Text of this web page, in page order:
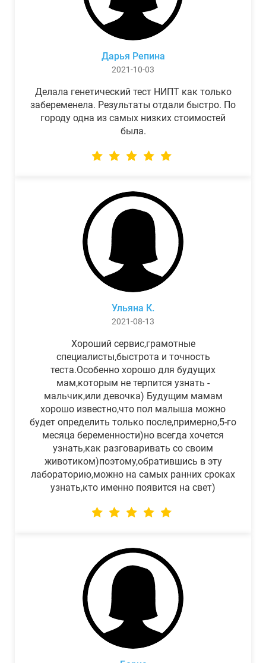
Дарья Репина
2021-10-03
Делала генетический тест НИПТ как только
забеременела. Результаты отдали быстро. По
городу одна из самых низких стоимостей
была.
Ульяна К.
2021-08-13
Хороший сервис,грамотные
специалисты,быстрота и точность
теста.Особенно хорошо для будущих
мам,которым не терпится узнать -
мальчик,или девочка) Будущим мамам
хорошо известно,что пол малыша можно
будет определить только после,примерно,5-го
месяца беременности)но всегда хочется
узнать,как разговаривать со своим
животиком)поэтому,обратившись в эту
лабораторию,можно на самых ранних сроках
узнать,кто именно появится на свет)